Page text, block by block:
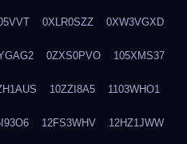
0XLR0SZZ 0XW3VGXD
0ZXS0PVO 105XMS37
10ZZI8A5 1103WHO1
12FS3WHV 12HZ1JWW